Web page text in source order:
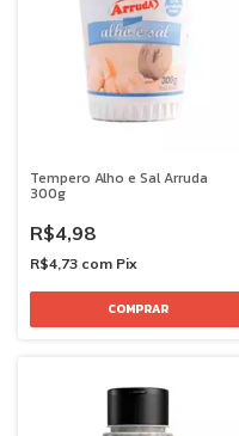
Tempero Alho e Sal Arruda
300g
R$4,98
R$4,73 com Pix